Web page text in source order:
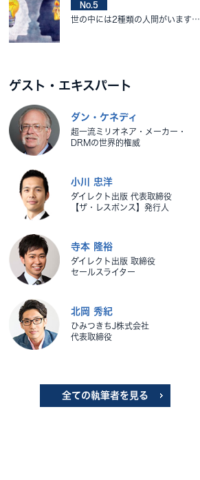
No.5
世の中には2種類の人間がいます…
ゲスト・エキスパート
ダン・ケネディ
超一流ミリオネア・メーカー・
DRMの世界的権威
小川 忠洋
ダイレクト出版 代表取締役
【ザ・レスポンス】発行人
寺本 隆裕
ダイレクト出版 取締役
セールスライター
北岡 秀紀
ひみつきちJ株式会社
代表取締役
全ての執筆者を見る